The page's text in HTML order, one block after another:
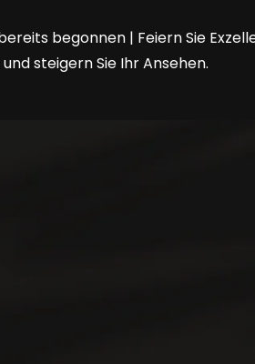
begonnen | Feiern Sie
steigern Sie Ihr Ansehen.